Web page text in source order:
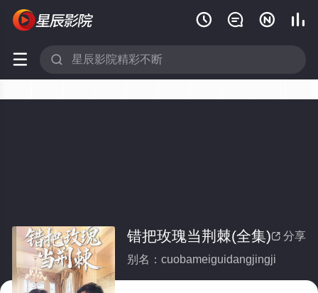
   
 
 分享
错把玫瑰当荆棘(全集)
别名：cuobameiguidangjingji